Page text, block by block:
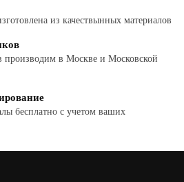
из качествынных материалов
производим в Москве и Московской
бесплатно с учетом ваших